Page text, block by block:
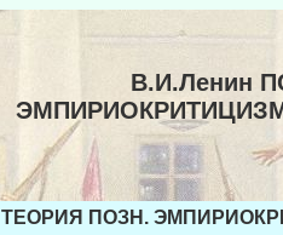
В.И.Ленин
ТЕОРИЯ ПОЗН.